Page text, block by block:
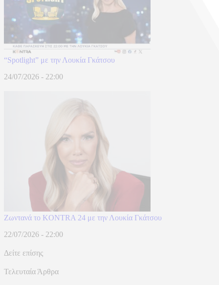
“Spotlight” με την Λουκία Γκάτσου
24/07/2026 - 22:00
Ζωντανά το KONTRA 24 με την Λουκία Γκάτσου
22/07/2026 - 22:00
Δείτε επίσης
Τελευταία Άρθρα